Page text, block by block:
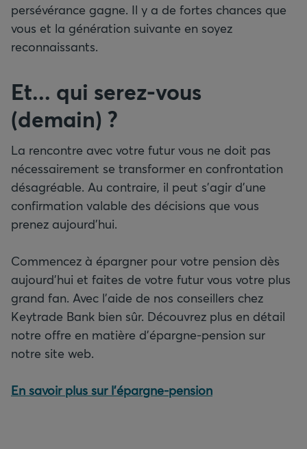
persévérance gagne. Il y a de fortes chances que
vous et la génération suivante en soyez
reconnaissants.
Et... qui serez-vous
(demain) ?
La rencontre avec votre futur vous ne doit pas
nécessairement se transformer en confrontation
désagréable. Au contraire, il peut s’agir d’une
confirmation valable des décisions que vous
prenez aujourd’hui.
Commencez à épargner pour votre pension dès
aujourd’hui et faites de votre futur vous votre plus
grand fan. Avec l’aide de nos conseillers chez
Keytrade Bank bien sûr. Découvrez plus en détail
notre offre en matière d’épargne-pension sur
notre site web.
En savoir plus sur l’épargne-pension